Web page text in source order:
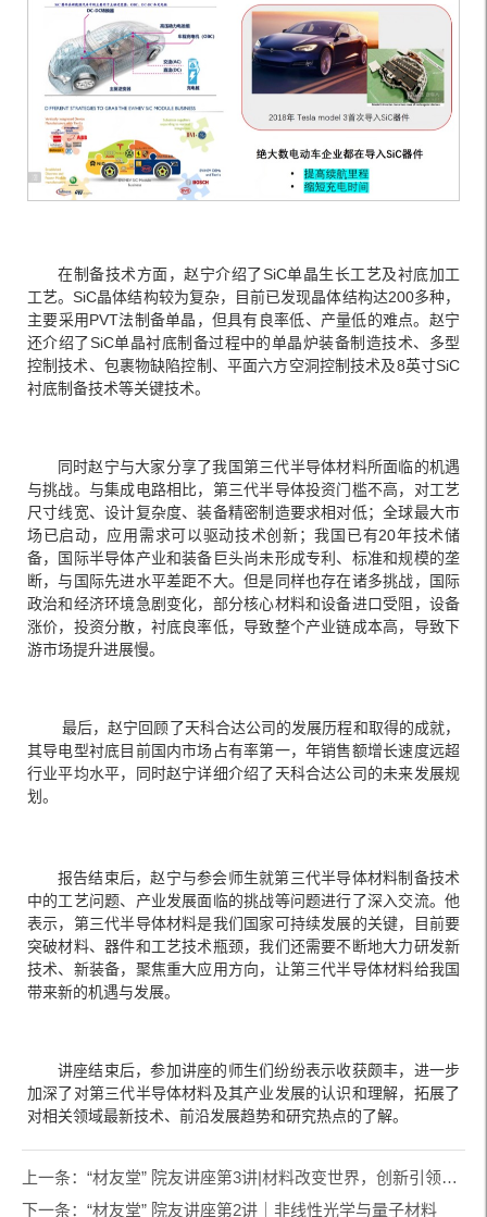
在制备技术方面，赵宁介绍了SiC单晶生长工艺及衬底加工
工艺。SiC晶体结构较为复杂，目前已发现晶体结构达200多种，
主要采用PVT法制备单晶，但具有良率低、产量低的难点。赵宁
还介绍了SiC单晶衬底制备过程中的单晶炉装备制造技术、多型
控制技术、包裹物缺陷控制、平面六方空洞控制技术及8英寸SiC
衬底制备技术等关键技术。
同时赵宁与大家分享了我国第三代半导体材料所面临的机遇
与挑战。与集成电路相比，第三代半导体投资门槛不高，对工艺
尺寸线宽、设计复杂度、装备精密制造要求相对低；全球最大市
场已启动，应用需求可以驱动技术创新；我国已有20年技术储
备，国际半导体产业和装备巨头尚未形成专利、标准和规模的垄
断，与国际先进水平差距不大。但是同样也存在诸多挑战，国际
政治和经济环境急剧变化，部分核心材料和设备进口受阻，设备
涨价，投资分散，衬底良率低，导致整个产业链成本高，导致下
游市场提升进展慢。
最后，赵宁回顾了天科合达公司的发展历程和取得的成就，
其导电型衬底目前国内市场占有率第一，年销售额增长速度远超
行业平均水平，同时赵宁详细介绍了天科合达公司的未来发展规
划。
报告结束后，赵宁与参会师生就第三代半导体材料制备技术
中的工艺问题、产业发展面临的挑战等问题进行了深入交流。他
表示，第三代半导体材料是我们国家可持续发展的关键，目前要
突破材料、器件和工艺技术瓶颈，我们还需要不断地大力研发新
技术、新装备，聚焦重大应用方向，让第三代半导体材料给我国
带来新的机遇与发展。
讲座结束后，参加讲座的师生们纷纷表示收获颇丰，进一步
加深了对第三代半导体材料及其产业发展的认识和理解，拓展了
对相关领域最新技术、前沿发展趋势和研究热点的了解。
上一条： “材友堂” 院友讲座第3讲|材料改变世界，创新引领未来
下一条： “材友堂” 院友讲座第2讲｜非线性光学与量子材料